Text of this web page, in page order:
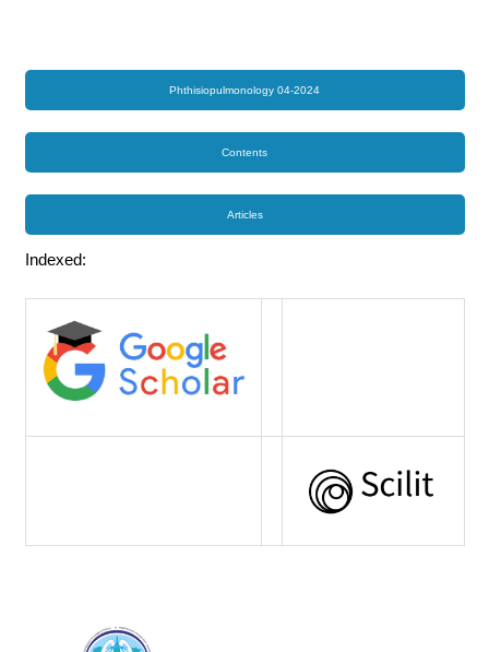
Phthisiopulmonology 04-2024
Contents
Articles
Indexed: